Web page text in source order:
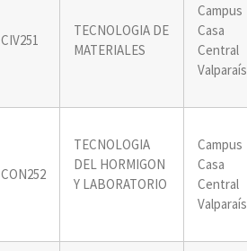
CIV251
TECNOLOGIA DE
MATERIALES
Campus
Casa
Central
CON252
TECNOLOGIA
DEL HORMIGON
Y LABORATORIO
Campus
Casa
Central